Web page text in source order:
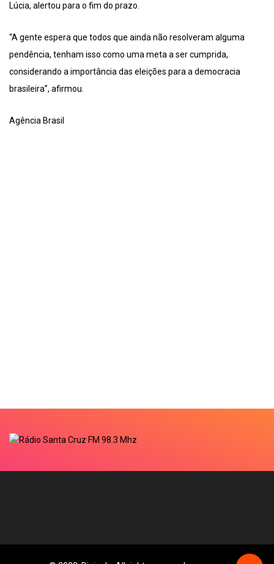
Lúcia, alertou para o fim do prazo.
“A gente espera que todos que ainda não resolveram alguma
pendência, tenham isso como uma meta a ser cumprida,
considerando a importância das eleições para a democracia
brasileira”, afirmou.
Agência Brasil